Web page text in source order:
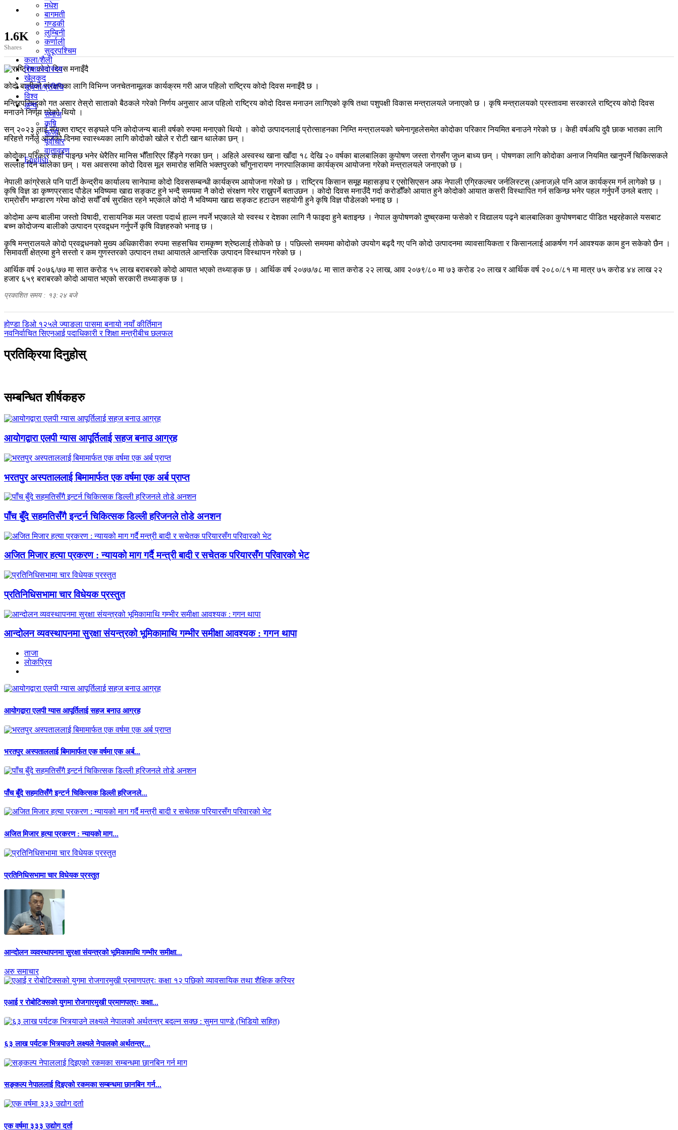
मधेश
बागमती
गण्डकी
लुम्बिनी
कर्णाली
सुदूरपश्चिम
कला/शैली
शिक्षा/स्वास्थ्य
खेलकुद
सूचना/प्रविधि
विश्व
अन्य
समाज
कृषि
ऊर्जा
पूर्वाधार
वातावरण
English
1.6K
Shares
कोदो बालीको संरक्षणका लागि विभिन्न जनचेतनामूलक कार्यक्रम गरी आज पहिलो राष्ट्रिय कोदो दिवस मनाइँदै छ ।
मन्त्रिपरिषद्को गत असार तेस्रो साताको बैठकले गरेको निर्णय अनुसार आज पहिलो राष्ट्रिय कोदो दिवस मनाउन लागिएको कृषि तथा पशुपक्षी विकास मन्त्रालयले जनाएको छ । कृषि मन्त्रालयको प्रस्तावमा सरकारले राष्ट्रिय कोदो दिवस
मनाउने निर्णय गरेको थियो ।
सन् २०२३ लाई संयुक्त राष्ट्र सङ्घले पनि कोदोजन्य बाली वर्षको रुपमा मनाएको थियो । कोदो उत्पादनलाई प्रोत्साहनका निम्ति मन्त्रालयको चमेनागृहलेसमेत कोदोका परिकार नियमित बनाउने गरेको छ । केही वर्षअघि दुवै छाक भातका लागि
मरिहत्ते गर्नेले आजको दिनमा स्वास्थ्यका लागि कोदोको खोले र रोटी खान थालेका छन् ।
कोदोका परिकार कहाँ पाइन्छ भनेर धेरैतिर मानिस भौँतारिएर हिँड्ने गरका छन् । अहिले अस्वस्थ खाना खाँदा १८ देखि २० वर्षका बालबालिका कुपोषण जस्ता रोगसँग जुध्न बाध्य छन् । पोषणका लागि कोदोका अनाज नियमित खानुपर्ने चिकित्सकले
सल्लाह दिन थालेका छन् । यस अवसरमा कोदो दिवस मूल समारोह समिति भक्तपुरको चाँगुनारायण नगरपालिकामा कार्यक्रम आयोजना गरेको मन्त्रालयले जनाएको छ ।
नेपाली कांग्रेसले पनि पार्टी केन्द्रीय कार्यालय सानेपामा कोदो दिवससम्बन्धी कार्यक्रम आयोजना गरेको छ । राष्ट्रिय किसान समूह महासङ्घ र एसोसिएसन अफ नेपाली एग्रिकल्चर जर्नलिस्टस् (अनाज)ले पनि आज कार्यक्रम गर्न लागेको छ ।
कृषि विज्ञ डा कृष्णप्रसाद पौडेल भविष्यमा खाद्य सङ्कट हुने भन्दै समयमा नै कोदो संरक्षण गरेर राख्नुपर्ने बताउछन । कोदो दिवस मनाउँदै गर्दा करोडौँको आयात हुने कोदोको आयात कसरी विस्थापित गर्न सकिन्छ भनेर पहल गर्नुपर्ने उनले बताए ।
राम्रोसँग भण्डारण गरेमा कोदो सयौँ वर्ष सुरक्षित रहने भएकाले कोदो नै भविष्यमा खाद्य सङ्कट हटाउन सहयोगी हुने कृषि विज्ञ पौडेलको भनाइ छ ।
कोदोमा अन्य बालीमा जस्तो विषादी, रासायनिक मल जस्ता पदार्थ हाल्न नपर्ने भएकाले यो स्वस्थ र देशका लागि नै फाइदा हुने बताइन्छ । नेपाल कुपोषणको दुष्च्रकमा फसेको र विद्यालय पढ्ने बालबालिका कुपोषणबाट पीडित भइरहेकाले यसबाट
बच्न कोदोजन्य बालीको उत्पादन प्रवद्र्धन गर्नुपर्ने कृषि विज्ञहरुको भनाइ छ ।
कृषि मन्त्रालयले कोदो प्रवद्र्धनको मुख्य अधिकारीका रुपमा सहसचिव रामकृष्ण श्रेष्ठलाई तोकेको छ । पछिल्लो समयमा कोदोको उपयोग बढ्दै गए पनि कोदो उत्पादनमा व्यावसायिकता र किसानलाई आकर्षण गर्न आवश्यक काम हुन सकेको छैन ।
सिमावर्ती क्षेत्रमा हुने सस्तो र कम गुणस्तरको उत्पादन तथा आयातले आन्तरिक उत्पादन विस्थापन गरेको छ ।
आर्थिक वर्ष २०७६/७७ मा सात करोड १५ लाख बराबरको कोदो आयात भएको तथ्याङ्क छ । आर्थिक वर्ष २०७७/७८ मा सात करोड २२ लाख, आव २०७९/८० मा ७३ करोड २० लाख र आर्थिक वर्ष २०८०/८१ मा मात्र ७५ करोड ४४ लाख २२
हजार ६५९ बराबरको कोदो आयात भएको सरकारी तथ्याङ्क छ ।
प्रकाशित समय : १३:२४ बजे
पछिल्लाे
-
होण्डा डिओ १२५ले ज्याङला पासमा बनायो नयाँ कीर्तिमान
अघिल्लाे
नवनिर्वाचित सिएनआई पदाधिकारी र शिक्षा मन्त्रीबीच छलफल
प्रतिक्रिया दिनुहोस्
सम्बन्धित शीर्षकहरु
आयोगद्वारा एलपी ग्यास आपूर्तिलाई सहज बनाउ आग्रह
भरतपुर अस्पताललाई बिमामार्फत एक वर्षमा एक अर्ब प्राप्त
पाँच बुँदे सहमतिसँगै इन्टर्न चिकित्सक डिल्ली हरिजनले तोडे अनशन
अजित मिजार हत्या प्रकरण : न्यायको माग गर्दै मन्त्री बादी र सचेतक परियारसँग परिवारको भेट
प्रतिनिधिसभामा चार विधेयक प्रस्तुत
आन्दोलन व्यवस्थापनमा सुरक्षा संयन्त्रको भूमिकामाथि गम्भीर समीक्षा आवश्यक : गगन थापा
ताजा
लाेकप्रिय
आयोगद्वारा एलपी ग्यास आपूर्तिलाई सहज बनाउ आग्रह
भरतपुर अस्पताललाई बिमामार्फत एक वर्षमा एक अर्ब...
पाँच बुँदे सहमतिसँगै इन्टर्न चिकित्सक डिल्ली हरिजनले...
अजित मिजार हत्या प्रकरण : न्यायको माग...
प्रतिनिधिसभामा चार विधेयक प्रस्तुत
आन्दोलन व्यवस्थापनमा सुरक्षा संयन्त्रको भूमिकामाथि गम्भीर समीक्षा...
अरु समाचार
एआई र रोबोटिक्सको युगमा रोजगारमुखी प्रमाणपत्रः कक्षा...
६३ लाख पर्यटक भित्र्याउने लक्ष्यले नेपालको अर्थतन्त्र...
सङ्कल्प नेपाललाई दिइएको रकमका सम्बन्धमा छानबिन गर्न...
एक वर्षमा ३३३ उद्योग दर्ता